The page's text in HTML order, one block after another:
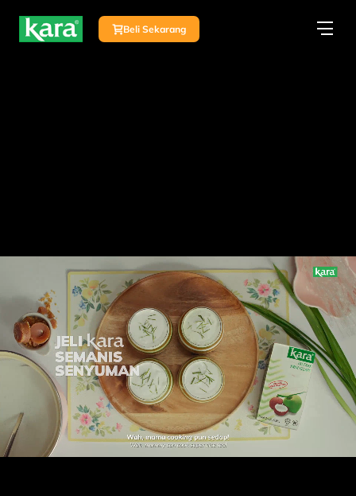
Beli Sekarang